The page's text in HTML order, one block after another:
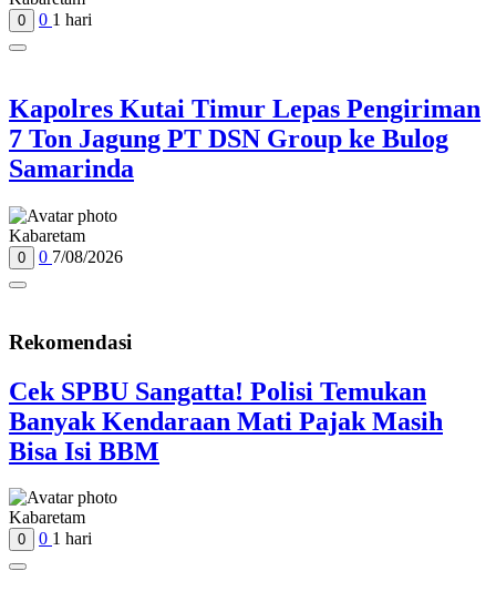
0 0 1 hari
Kapolres Kutai Timur Lepas Pengiriman
7 Ton Jagung PT DSN Group ke Bulog
Samarinda
Kabaretam
0 0 7/08/2026
Rekomendasi
Cek SPBU Sangatta! Polisi Temukan
Banyak Kendaraan Mati Pajak Masih
Bisa Isi BBM
Kabaretam
0 0 1 hari